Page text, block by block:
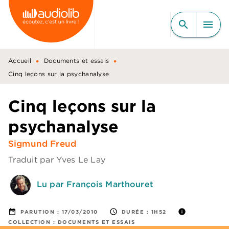
MENU RECHERCHE
CONTENU
PIED DE PAGE
search menu
Accueil • Documents et essais •
Cinq leçons sur la psychanalyse
Cinq leçons sur la
psychanalyse
Sigmund Freud
Traduit par Yves Le Lay
Lu par François Marthouret
date_range PARUTION : 17/03/2010 access_time DURÉE : 1H52 info
COLLECTION : DOCUMENTS ET ESSAIS